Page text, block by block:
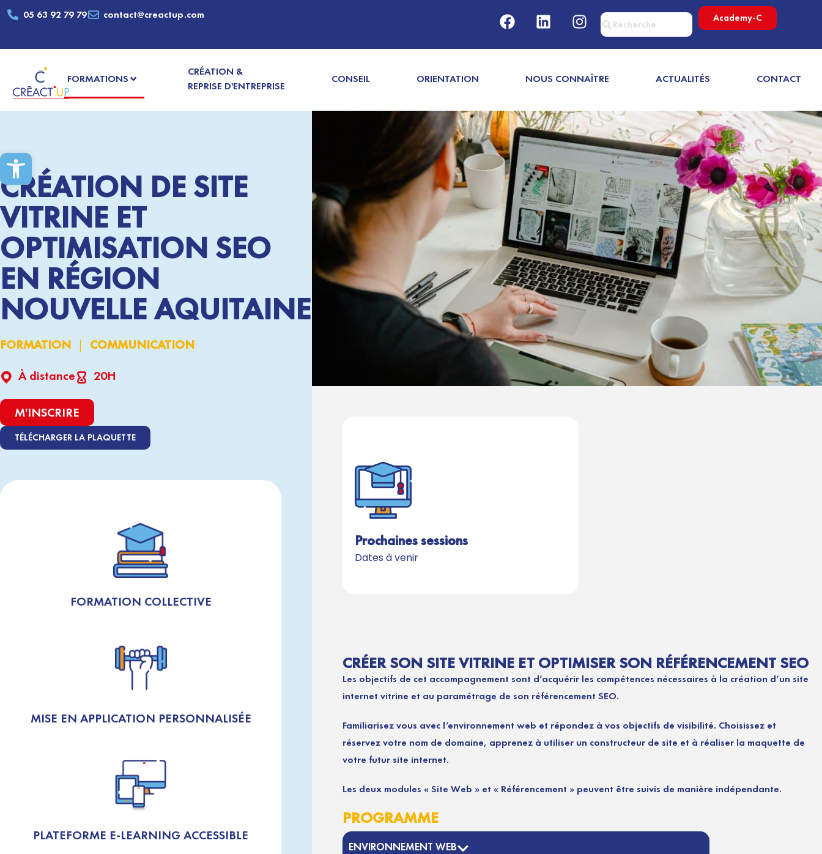
Ouvrir la barre d’outils
05 63 92 79 79 contact@creactup.com Academy-C
FORMATIONS
CRÉATION &
REPRISE D'ENTREPRISE
CONSEIL ORIENTATION NOUS CONNAÎTRE ACTUALITÉS CONTACT
CRÉATION DE SITE
VITRINE ET
OPTIMISATION SEO
EN RÉGION
NOUVELLE AQUITAINE
FORMATION | COMMUNICATION
À distance
20H
M'INSCRIRE
TÉLÉCHARGER LA PLAQUETTE
FORMATION COLLECTIVE
MISE EN APPLICATION PERSONNALISÉE
PLATEFORME E-LEARNING ACCESSIBLE
Prochaines sessions
Dates à venir
CRÉER SON SITE VITRINE ET OPTIMISER SON RÉFÉRENCEMENT SEO
Les objectifs de cet accompagnement sont d’acquérir les compétences nécessaires à la création d’un site
internet vitrine et au paramétrage de son référencement SEO.
Familiarisez vous avec l’environnement web et répondez à vos objectifs de visibilité. Choisissez et
réservez votre nom de domaine, apprenez à utiliser un constructeur de site et à réaliser la maquette de
votre futur site internet.
Les deux modules « Site Web » et « Référencement » peuvent être suivis de manière indépendante.
PROGRAMME
ENVIRONNEMENT WEB